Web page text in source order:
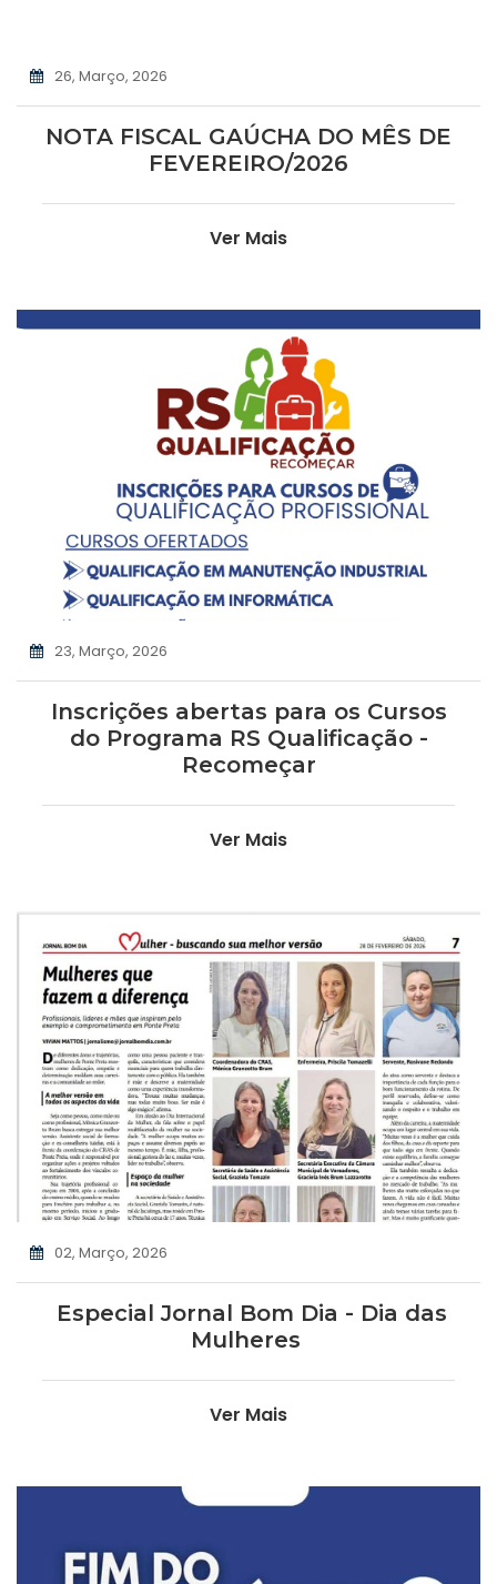
26, Março, 2026
NOTA FISCAL GAÚCHA DO MÊS DE
FEVEREIRO/2026
Ver Mais
23, Março, 2026
Inscrições abertas para os Cursos
do Programa RS Qualificação -
Recomeçar
Ver Mais
02, Março, 2026
Especial Jornal Bom Dia - Dia das
Mulheres
Ver Mais